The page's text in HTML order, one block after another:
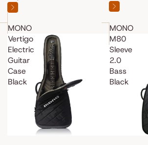
MONO
Vertigo
Electric
Guitar
Case
Black
MONO
M80
Sleeve
2.0
Bass
Black